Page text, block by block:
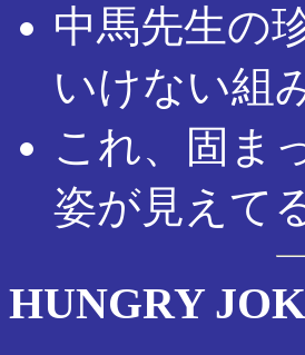
中馬先生の
いけない組
これ、固ま
姿が見えて
HUNGRY